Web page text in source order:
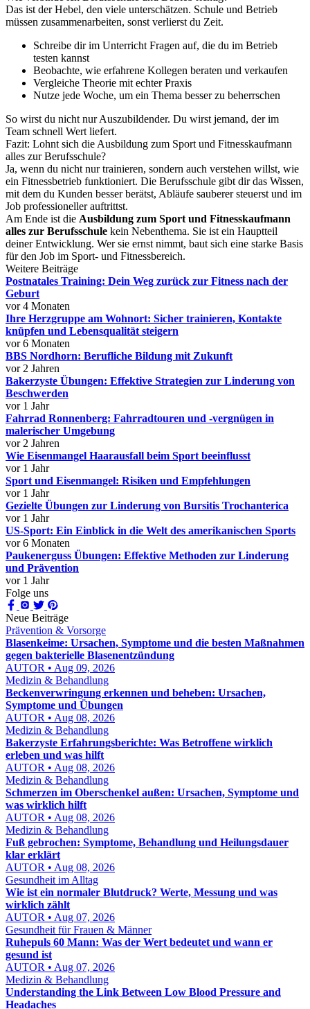
Das ist der Hebel, den viele unterschätzen. Schule und Betrieb
müssen zusammenarbeiten, sonst verlierst du Zeit.
Schreibe dir im Unterricht Fragen auf, die du im Betrieb
testen kannst
Beobachte, wie erfahrene Kollegen beraten und verkaufen
Vergleiche Theorie mit echter Praxis
Nutze jede Woche, um ein Thema besser zu beherrschen
So wirst du nicht nur Auszubildender. Du wirst jemand, der im
Team schnell Wert liefert.
Fazit: Lohnt sich die Ausbildung zum Sport und Fitnesskaufmann
alles zur Berufsschule?
Ja, wenn du nicht nur trainieren, sondern auch verstehen willst, wie
ein Fitnessbetrieb funktioniert. Die Berufsschule gibt dir das Wissen,
mit dem du Kunden besser berätst, Abläufe sauberer steuerst und im
Job professioneller auftrittst.
Am Ende ist die Ausbildung zum Sport und Fitnesskaufmann
alles zur Berufsschule kein Nebenthema. Sie ist ein Hauptteil
deiner Entwicklung. Wer sie ernst nimmt, baut sich eine starke Basis
für den Job im Sport- und Fitnessbereich.
Weitere Beiträge
Postnatales Training: Dein Weg zurück zur Fitness nach der
Geburt
vor 4 Monaten
Ihre Herzgruppe am Wohnort: Sicher trainieren, Kontakte
knüpfen und Lebensqualität steigern
vor 6 Monaten
BBS Nordhorn: Berufliche Bildung mit Zukunft
vor 2 Jahren
Bakerzyste Übungen: Effektive Strategien zur Linderung von
Beschwerden
vor 1 Jahr
Fahrrad Ronnenberg: Fahrradtouren und -vergnügen in
malerischer Umgebung
vor 2 Jahren
Wie Eisenmangel Haarausfall beim Sport beeinflusst
vor 1 Jahr
Sport und Eisenmangel: Risiken und Empfehlungen
vor 1 Jahr
Gezielte Übungen zur Linderung von Bursitis Trochanterica
vor 1 Jahr
US-Sport: Ein Einblick in die Welt des amerikanischen Sports
vor 6 Monaten
Paukenerguss Übungen: Effektive Methoden zur Linderung
und Prävention
vor 1 Jahr
Folge uns
Neue Beiträge
Prävention & Vorsorge
Blasenkeime: Ursachen, Symptome und die besten Maßnahmen
gegen bakterielle Blasenentzündung
AUTOR • Aug 09, 2026
Medizin & Behandlung
Beckenverwringung erkennen und beheben: Ursachen,
Symptome und Übungen
AUTOR • Aug 08, 2026
Medizin & Behandlung
Bakerzyste Erfahrungsberichte: Was Betroffene wirklich
erleben und was hilft
AUTOR • Aug 08, 2026
Medizin & Behandlung
Schmerzen im Oberschenkel außen: Ursachen, Symptome und
was wirklich hilft
AUTOR • Aug 08, 2026
Medizin & Behandlung
Fuß gebrochen: Symptome, Behandlung und Heilungsdauer
klar erklärt
AUTOR • Aug 08, 2026
Gesundheit im Alltag
Wie ist ein normaler Blutdruck? Werte, Messung und was
wirklich zählt
AUTOR • Aug 07, 2026
Gesundheit für Frauen & Männer
Ruhepuls 60 Mann: Was der Wert bedeutet und wann er
gesund ist
AUTOR • Aug 07, 2026
Medizin & Behandlung
Understanding the Link Between Low Blood Pressure and
Headaches